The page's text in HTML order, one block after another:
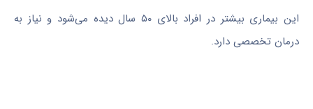
این بیماری بیشتر در افراد بالای ۵۰ سال دیده می‌شود و نیاز به
درمان تخصصی دارد.